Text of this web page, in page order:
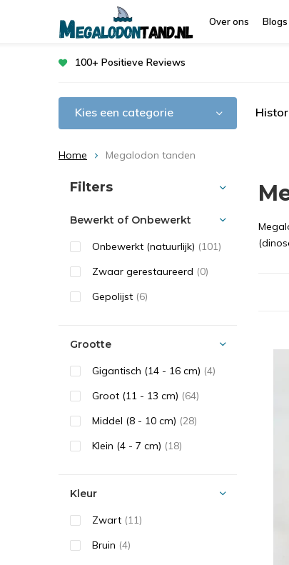
Over ons Blogs
100+ Positieve Reviews
Kies een categorie
Home Megalodon tanden
Sorteren op:
Filters
Bewerkt of Onbewerkt
Onbewerkt (natuurlijk) (101)
Zwaar gerestaureerd (0)
Gepolijst (6)
Grootte
Gigantisch (14 - 16 cm) (4)
Groot (11 - 13 cm) (64)
Middel (8 - 10 cm) (28)
Klein (4 - 7 cm) (18)
Kleur
Zwart (11)
Bruin (4)